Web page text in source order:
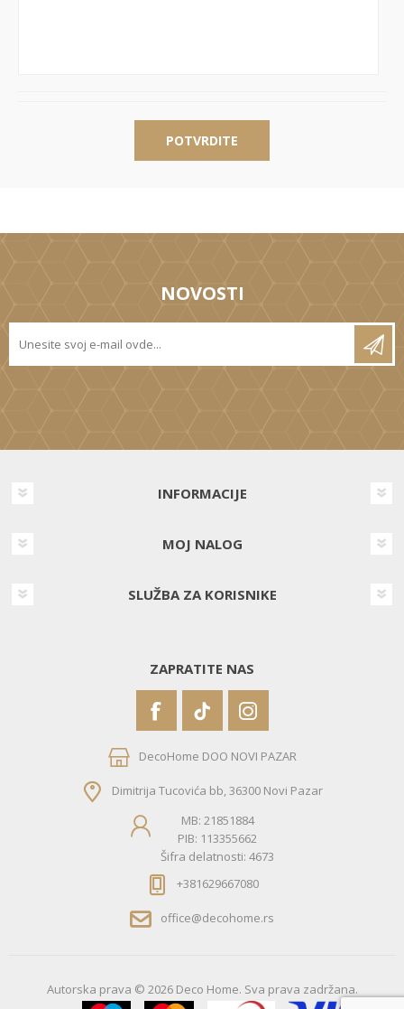
POTVRDITE
NOVOSTI
INFORMACIJE
MOJ NALOG
SLUŽBA ZA KORISNIKE
ZAPRATITE NAS
DecoHome DOO NOVI PAZAR
Dimitrija Tucovića bb, 36300 Novi Pazar
MB: 21851884
PIB: 113355662
Šifra delatnosti: 4673
+381629667080
office@decohome.rs
Autorska prava © 2026 Deco Home. Sva prava zadržana.